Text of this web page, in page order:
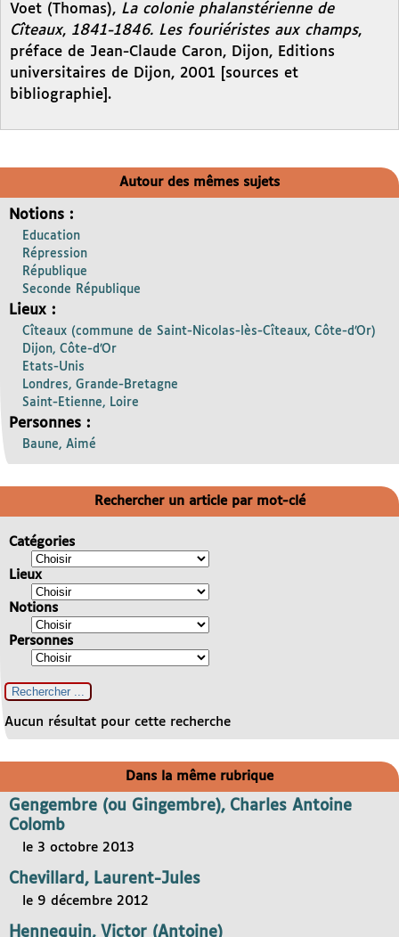
Voet (Thomas), La colonie phalanstérienne de
Cîteaux, 1841-1846. Les fouriéristes aux champs,
préface de Jean-Claude Caron, Dijon, Editions
universitaires de Dijon, 2001 [sources et
bibliographie].
Autour des mêmes sujets
Notions :
Education
Répression
République
Seconde République
Lieux :
Cîteaux (commune de Saint-Nicolas-lès-Cîteaux, Côte-d’Or)
Dijon, Côte-d’Or
Etats-Unis
Londres, Grande-Bretagne
Saint-Etienne, Loire
Personnes :
Baune, Aimé
Rechercher un article par mot-clé
Catégories
Lieux
Notions
Personnes
Aucun résultat pour cette recherche
Dans la même rubrique
Gengembre (ou Gingembre), Charles Antoine
Colomb
le 3 octobre 2013
Chevillard, Laurent-Jules
le 9 décembre 2012
Hennequin, Victor (Antoine)